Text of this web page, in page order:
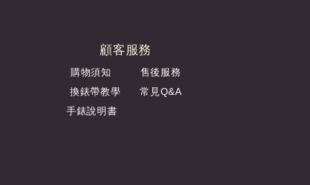
顧客服務
購物須知 售後服務
換錶帶教學常見Q&A
手錶說明書